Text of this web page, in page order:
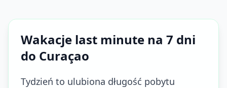
Wakacje last minute na 7 dni
do Curaçao
Tydzień to ulubiona długość pobytu